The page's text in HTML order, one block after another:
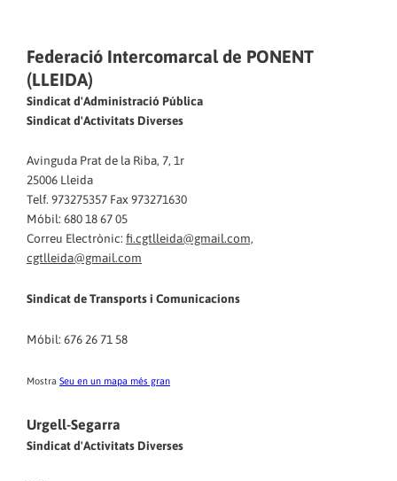
Federació Intercomarcal de PONENT
(LLEIDA)
Sindicat d'Administració Pública
Sindicat d'Activitats Diverses
Avinguda Prat de la Riba, 7, 1r
25006 Lleida
Telf. 973275357 Fax 973271630
Móbil: 680 18 67 05
Correu Electrònic: fi.cgtlleida@gmail.com,
cgtlleida@gmail.com
Sindicat de Transports i Comunicacions
Móbil: 676 26 71 58
Mostra Seu en un mapa més gran
Urgell-Segarra
Sindicat d'Activitats Diverses